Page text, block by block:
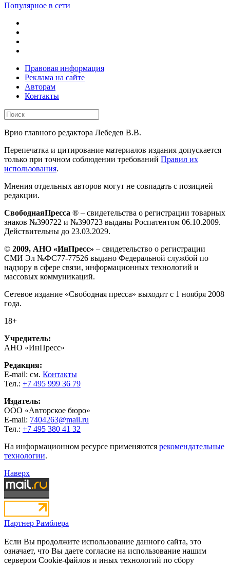
Популярное в сети
Правовая информация
Реклама на сайте
Авторам
Контакты
Врио главного редактора Лебедев В.В.
Перепечатка и цитирование материалов издания допускается
только при точном соблюдении требований Правил их
использования.
Мнения отдельных авторов могут не совпадать с позицией
редакции.
СвободнаяПресса ® – свидетельства о регистрации товарных
знаков №390722 и №390723 выданы Роспатентом 06.10.2009.
Действительны до 23.03.2029.
© 2009, АНО «ИнПресс» – свидетельство о регистрации
СМИ Эл №ФС77-77526 выдано Федеральной службой по
надзору в сфере связи, информационных технологий и
массовых коммуникаций.
Сетевое издание «Свободная пресса» выходит с 1 ноября 2008
года.
18+
Учредитель:
АНО «ИнПресс»
Редакция:
E-mail: см. Контакты
Тел.: +7 495 999 36 79
Издатель:
ООО «Авторское бюро»
E-mail: 7404263@mail.ru
Тел.: +7 495 380 41 32
На информационном ресурсе применяются рекомендательные
технологии.
Наверх
Партнер Рамблера
Если Вы продолжите использование данного сайта, это
означает, что Вы даете согласие на использование нашим
сервером Cookie-файлов и иных технологий по сбору